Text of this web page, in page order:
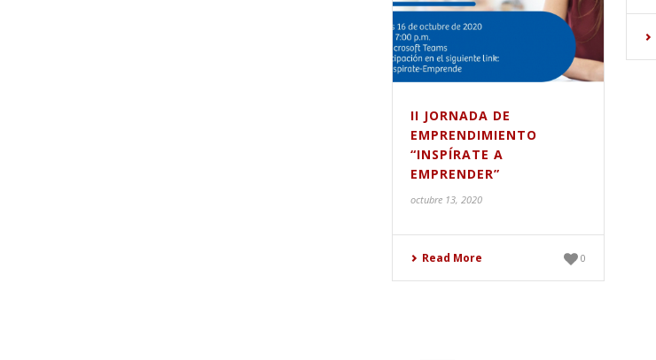
II JORNADA DE
EMPRENDIMIENTO
“INSPÍRATE A
EMPRENDER”
octubre 13, 2020
Read More 0